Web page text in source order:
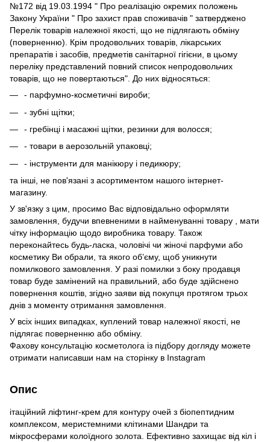
№172 від 19.03.1994 " Про реалізацію окремих положень
Закону України " Про захист прав споживачів " затверджено
Перелік товарів належної якості, що не підлягають обміну
(поверненню). Крім продовольчих товарів, лікарських
препаратів і засобів, предметів санітарної гігієни, в цьому
переліку представлений повний список непродовольчих
товарів, що не повертаються". До них відносяться:
- парфумно-косметичні вироби;
- зубні щітки;
- гребінці і масажні щітки, резинки для волосся;
- товари в аерозольній упаковці;
- інструменти для манікюру і педикюру;
та інші, не пов'язані з асортиментом нашого інтернет-
магазину.
У зв'язку з цим, просимо Вас відповідально оформляти
замовлення, будучи впевненими в найменуванні товару , мати
чітку інформацію щодо виробника товару. Також
переконайтесь будь-ласка, чоловічі чи жіночі парфуми або
косметику Ви обрали, та якого об’єму, щоб уникнути
помилкового замовлення. У разі помилки з боку продавця
товар буде замінений на правильний, або буде здійснено
повернення коштів, згідно заяви від покупця протягом трьох
днів з моменту отримання замовлення.
У всіх інших випадках, куплений товар належної якості, не
підлягає поверненню або обміну.
Фахову консультацію косметолога із підбору догляду можете
отримати написавши нам на сторінку в Instagram
Опис
ітаційний ліфтинг-крем для контуру очей з біопептидним
комплексом, меристемними клітинами Шандри та
мікросферами колоїдного золота. Ефективно захищає від кіл і